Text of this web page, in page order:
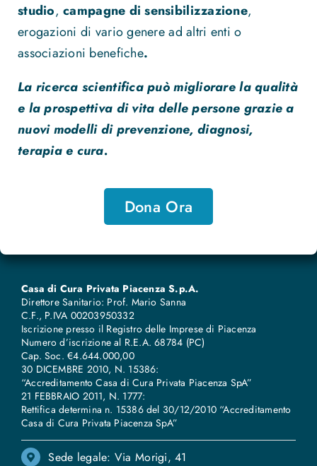
studio,campagne di sensibilizzazione,
erogazioni di vario genere ad altri enti o
associazioni benefiche.
La ricerca scientifica può migliorare la qualità
e la prospettiva di vita delle persone grazie a
nuovi modelli di prevenzione, diagnosi,
terapia e cura.
Dona Ora
Casa di Cura Privata Piacenza S.p.A.
Direttore Sanitario: Prof. Mario Sanna
C.F., P.IVA 00203950332
Iscrizione presso il Registro delle Imprese di Piacenza
Numero d’iscrizione al R.E.A. 68784 (PC)
Cap. Soc. €4.644.000,00
30 DICEMBRE 2010, N. 15386:
“Accreditamento Casa di Cura Privata Piacenza SpA”
21 FEBBRAIO 2011, N. 1777:
Rettifica determina n. 15386 del 30/12/2010 “Accreditamento
Casa di Cura Privata Piacenza SpA”
Sede legale: Via Morigi, 41